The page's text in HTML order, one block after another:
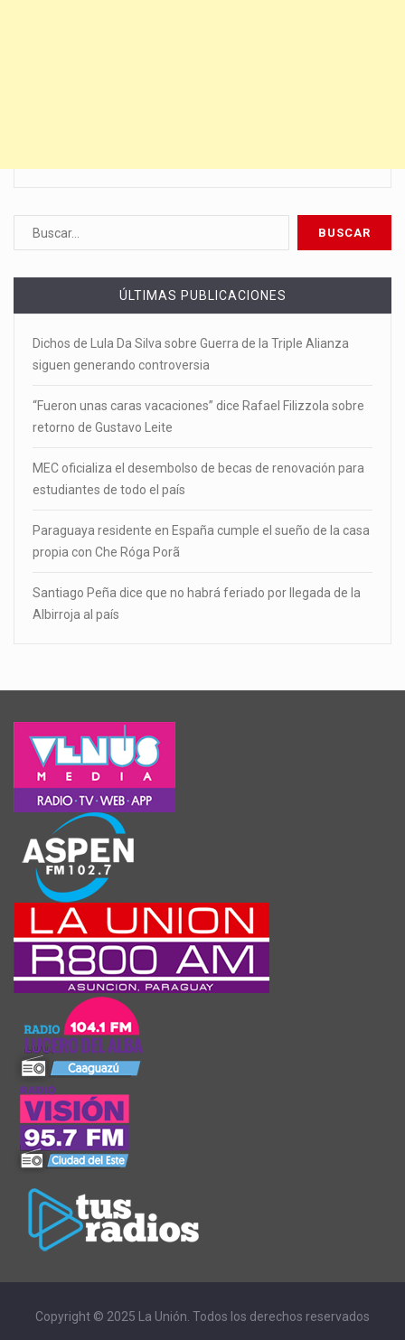
ÚLTIMAS PUBLICACIONES
Dichos de Lula Da Silva sobre Guerra de la Triple Alianza
siguen generando controversia
“Fueron unas caras vacaciones” dice Rafael Filizzola sobre
retorno de Gustavo Leite
MEC oficializa el desembolso de becas de renovación para
estudiantes de todo el país
Paraguaya residente en España cumple el sueño de la casa
propia con Che Róga Porã
Santiago Peña dice que no habrá feriado por llegada de la
Albirroja al país
Copyright © 2025 La Unión. Todos los derechos reservados